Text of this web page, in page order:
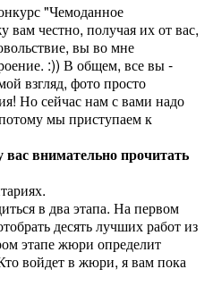
"Чемоданное
вам честно, получая их от вас,
вы во мне
:)) В общем, все вы -
взгляд, фото просто
Но сейчас нам с вами надо
мы приступаем к
внимательно прочитать
в два этапа. На первом
десять лучших работ из
этапе жюри определит
войдет в жюри, я вам пока